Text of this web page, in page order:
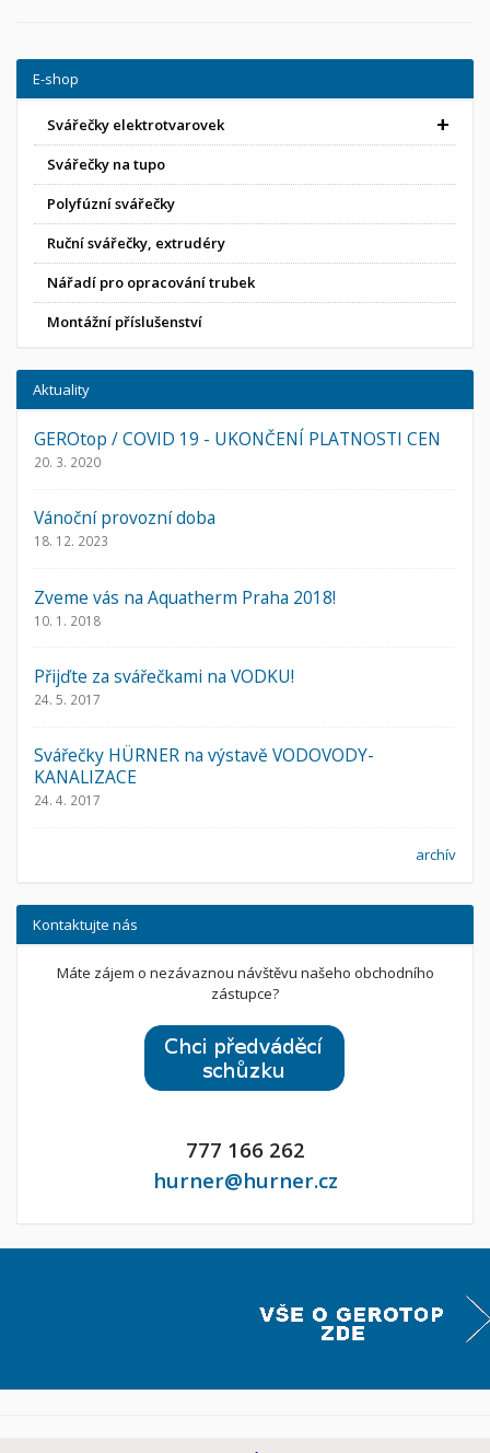
E-shop
Svářečky elektrotvarovek
Svářečky na tupo
Polyfúzní svářečky
Ruční svářečky, extrudéry
Nářadí pro opracování trubek
Montážní příslušenství
Aktuality
GEROtop / COVID 19 - UKONČENÍ PLATNOSTI CEN
20. 3. 2020
Vánoční provozní doba
18. 12. 2023
Zveme vás na Aquatherm Praha 2018!
10. 1. 2018
Přijďte za svářečkami na VODKU!
24. 5. 2017
Svářečky HÜRNER na výstavě VODOVODY-
KANALIZACE
24. 4. 2017
archív
Kontaktujte nás
Máte zájem o nezávaznou návštěvu našeho obchodního
zástupce?
777 166 262
hurner@hurner.cz